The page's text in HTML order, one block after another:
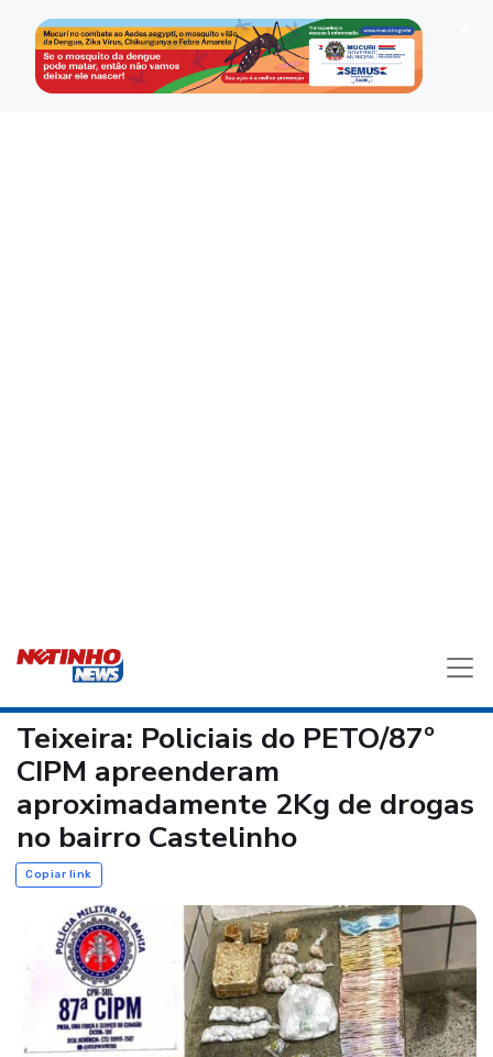
Teixeira: Policiais do PETO/87º
CIPM apreenderam
aproximadamente 2Kg de drogas
no bairro Castelinho
Copiar link